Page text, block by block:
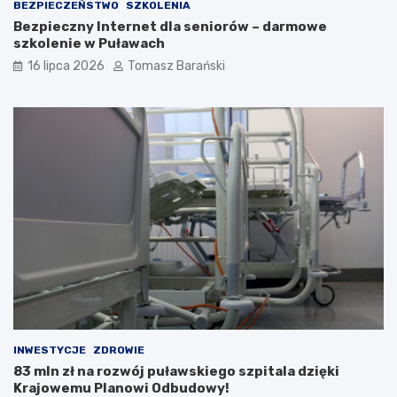
iBEZPIECZEŃSTWO SZKOLENIA
Bezpieczny Internet dla seniorów – darmowe
szkolenie w Puławach
16 lipca 2026 Tomasz Barański
INWESTYCJE ZDROWIE
83 mln zł na rozwój puławskiego szpitala dzięki
Krajowemu Planowi Odbudowy!